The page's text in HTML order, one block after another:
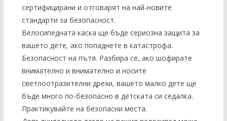
сертифицирани и отговарят на най-новите
стандарти за безопасност.
Велосипедната каска ще бъде сериозна защита за
вашето дете, ако попаднете в катастрофа.
Безопасност на пътя. Разбира се, ако шофирате
внимателно и внимателно и носите
светлоотразителни дрехи, вашето малко дете ще
бъде много по-безопасно в детската си седалка.
Практикувайте на безопасни места.